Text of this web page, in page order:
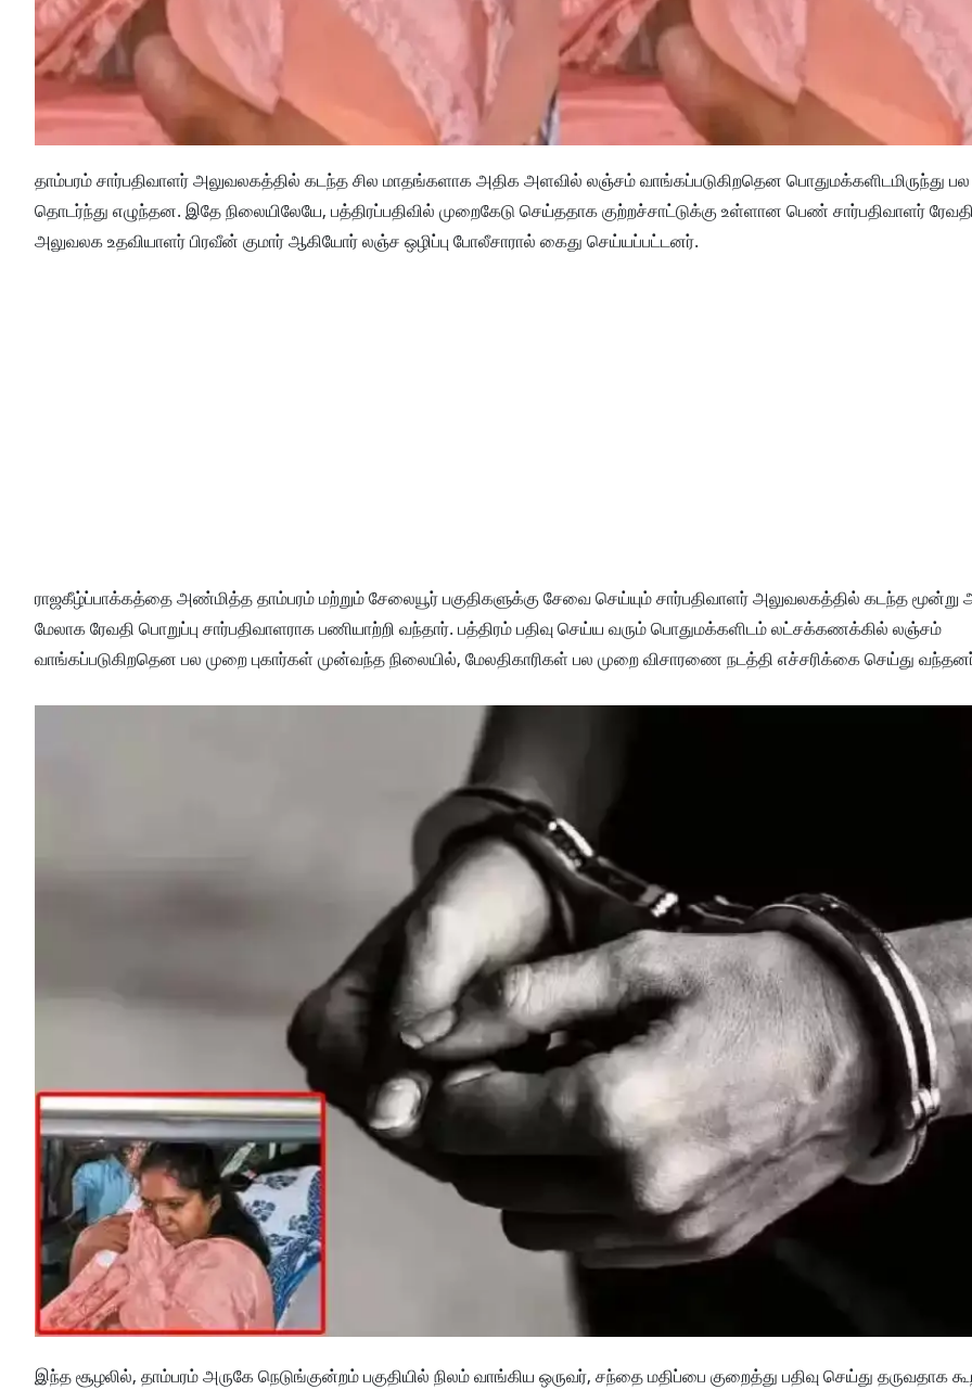
தாம்பரம் சார்பதிவாளர் அலுவலகத்தில் கடந்த சில மாதங்களாக அதிக அளவில் லஞ்சம் வாங்கப்படுகிறதென பொதுமக்களிடமிருந்து பல
தொடர்ந்து எழுந்தன. இதே நிலையிலேயே, பத்திரப்பதிவில் முறைகேடு செய்ததாக குற்றச்சாட்டுக்கு உள்ளான பெண் சார்பதிவாளர்
அலுவலக உதவியாளர் பிரவீன் குமார் ஆகியோர் லஞ்ச ஒழிப்பு போலீசாரால் கைது செய்யப்பட்டனர்.
ராஜகீழ்ப்பாக்கத்தை அண்மித்த தாம்பரம் மற்றும் சேலையூர் பகுதிகளுக்கு சேவை செய்யும் சார்பதிவாளர் அலுவலகத்தில் கடந்த
மேலாக ரேவதி பொறுப்பு சார்பதிவாளராக பணியாற்றி வந்தார். பத்திரம் பதிவு செய்ய வரும் பொதுமக்களிடம் லட்சக்கணக்கில் லஞ்சம்
வாங்கப்படுகிறதென பல முறை புகார்கள் முன்வந்த நிலையில், மேலதிகாரிகள் பல முறை விசாரணை நடத்தி எச்சரிக்கை செய்து
இந்த சூழலில், தாம்பரம் அருகே நெடுங்குன்றம் பகுதியில் நிலம் வாங்கிய ஒருவர், சந்தை மதிப்பை குறைத்து பதிவு செய்து தருவதாக